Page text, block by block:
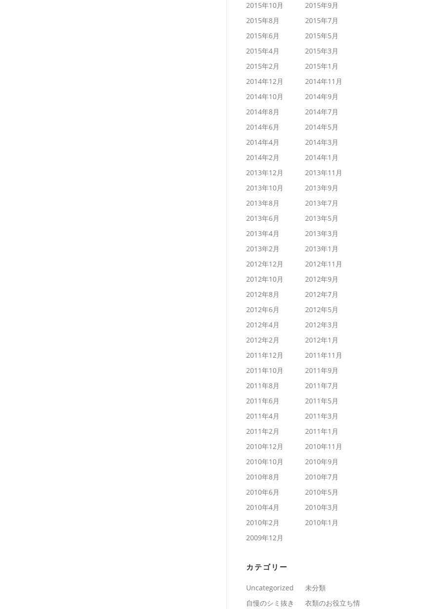
2015年10月
2015年9月
2015年8月
2015年7月
2015年6月
2015年5月
2015年4月
2015年3月
2015年2月
2015年1月
2014年12月
2014年11月
2014年10月
2014年9月
2014年8月
2014年7月
2014年6月
2014年5月
2014年4月
2014年3月
2014年2月
2014年1月
2013年12月
2013年11月
2013年10月
2013年9月
2013年8月
2013年7月
2013年6月
2013年5月
2013年4月
2013年3月
2013年2月
2013年1月
2012年12月
2012年11月
2012年10月
2012年9月
2012年8月
2012年7月
2012年6月
2012年5月
2012年4月
2012年3月
2012年2月
2012年1月
2011年12月
2011年11月
2011年10月
2011年9月
2011年8月
2011年7月
2011年6月
2011年5月
2011年4月
2011年3月
2011年2月
2011年1月
2010年12月
2010年11月
2010年10月
2010年9月
2010年8月
2010年7月
2010年6月
2010年5月
2010年4月
2010年3月
2010年2月
2010年1月
2009年12月
カテゴリー
Uncategorized
未分類
自慢のシミ抜き
衣類のお役立ち情